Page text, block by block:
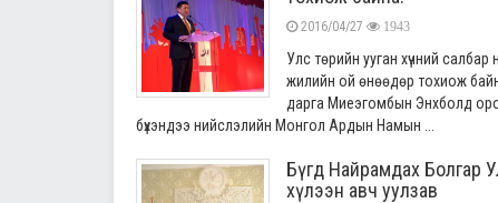
2016/04/27 1943
Улс төрийн ууган хүчний салбар
жилийн ой өнөөдөр тохиож
дарга Миеэгомбын Энхболд
бүхэндээ нийслэлийн Монгол Ардын Намын ...
Бүгд Найрамдах Болгар
хүлээн авч уулзав